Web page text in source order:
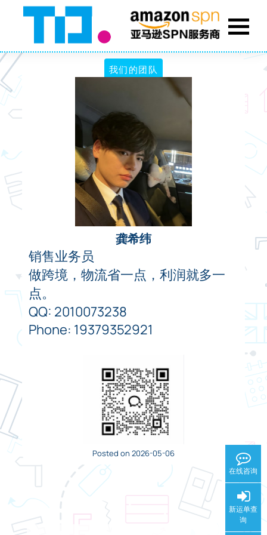
在线咨询
新运单查
询
我们的团队
龚希纬
销售业务员
做跨境，物流省一点，利润就多一
点。
QQ: 2010073238
Phone: 19379352921
Posted on 2026-05-06